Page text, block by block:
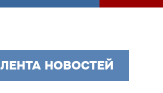
ЛЕНТА НОВОСТЕЙ